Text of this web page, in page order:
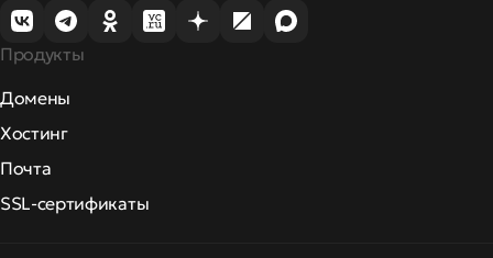
Продукты
Домены
Хостинг
Почта
SSL-сертификаты